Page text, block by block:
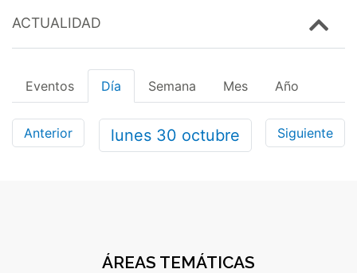
ACTUALIDAD
Eventos Día Semana Mes Año
Anterior lunes 30 octubre Siguiente
ÁREAS TEMÁTICAS